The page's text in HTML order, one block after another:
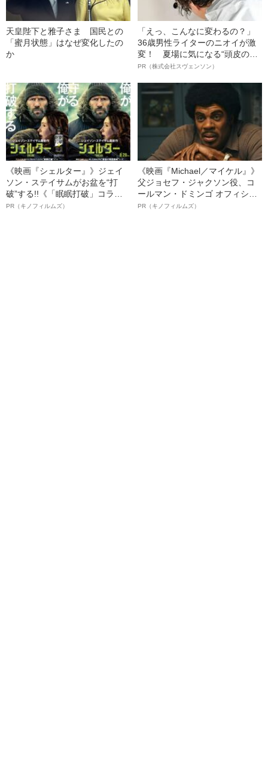
天皇陛下と雅子さま 国民との
「蜜月状態」はなぜ変化したの
か
「えっ、こんなに変わるの？」
36歳男性ライターのニオイが激
変！ 夏場に気になる“頭皮のニ
オイ”や“ベタつき”を解消す
ト”が生み出した徹底ケアとは
PR（株式会社スヴェンソン）
《映画『シェルター』》ジェイ
ソン・ステイサムがお盆を“打
破”する!!《「眠眠打破」コラ
ボ》
PR（キノフィルムズ）
《映画『Michael／マイケル』》
父ジョセフ・ジャクソン役、コ
ールマン・ドミンゴ オフィシャ
ルインタビュー“観客を魅了した
PR（キノフィルムズ）